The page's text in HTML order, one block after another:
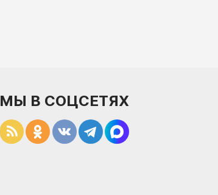
МЫ В СОЦСЕТЯХ